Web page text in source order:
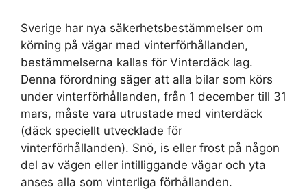
Sverige har nya säkerhetsbestämmelser om
körning på vägar med vinterförhållanden,
bestämmelserna kallas för Vinterdäck lag.
Denna förordning säger att alla bilar som körs
under vinterförhållanden, från 1 december till 31
mars, måste vara utrustade med vinterdäck
(däck speciellt utvecklade för
vinterförhållanden). Snö, is eller frost på någon
del av vägen eller intilliggande vägar och yta
anses alla som vinterliga förhållanden.